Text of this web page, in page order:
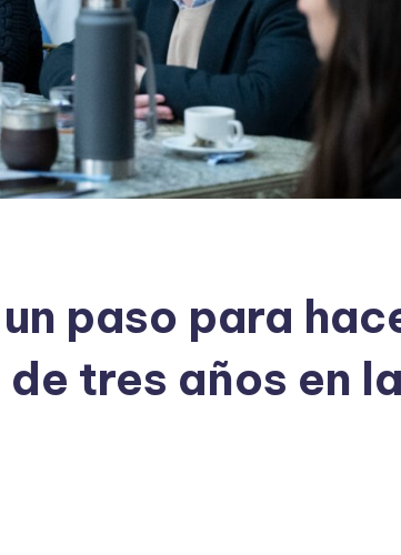
paso para
tres años en la